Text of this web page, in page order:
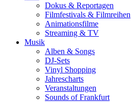
Dokus & Reportagen
Filmfestivals & Filmreihen
Animationsfilme
Streaming & TV
Musik
Alben & Songs
DJ-Sets
Vinyl Shopping
Jahrescharts
Veranstaltungen
Sounds of Frankfurt